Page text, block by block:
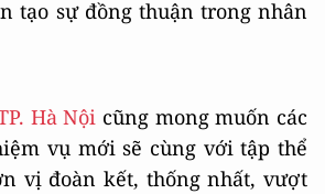
tạo sự đồng thuận trong nhân
Hà Nội cũng mong muốn các
vụ mới sẽ cùng với tập thể
vị đoàn kết, thống nhất, vượt